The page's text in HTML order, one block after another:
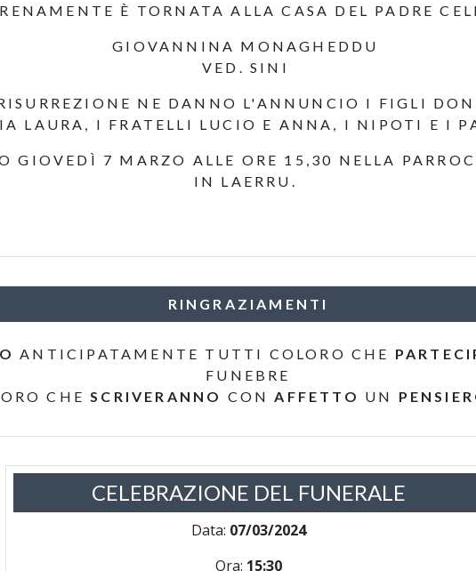
È TORNATA ALLA CASA DEL PADRE
GIOVANNINA MONAGHEDDU
VED. SINI
NE DANNO L'ANNUNCIO I FIGLI
LAURA, I FRATELLI LUCIO E ANNA, I NIPOTI E I
GIOVEDÌ 7 MARZO ALLE ORE 15,30 NELLA
IN LAERRU.
RINGRAZIAMENTI
ANTICIPATAMENTE TUTTI COLORO CHE
FUNEBRE
CHESCRIVERANNO CONAFFETTO UN
CELEBRAZIONE DEL FUNERALE
Data: 07/03/2024
Ora: 15:30